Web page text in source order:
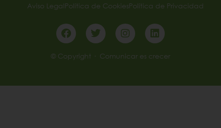
Aviso LegalPolítica de CookiesPolítica de Privacidad
FacebookTwitterInstagramLinkedin
© Copyright · Comunicar es crecer